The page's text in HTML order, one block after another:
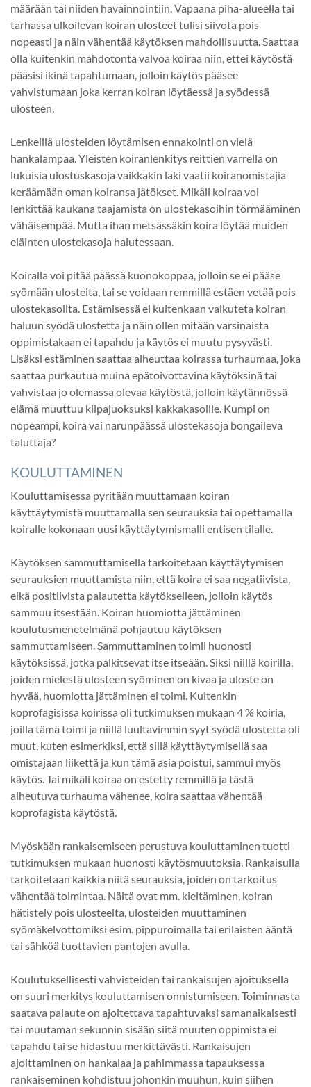
määrään tai niiden havainnointiin. Vapaana piha-alueella tai
tarhassa ulkoilevan koiran ulosteet tulisi siivota pois
nopeasti ja näin vähentää käytöksen mahdollisuutta. Saattaa
olla kuitenkin mahdotonta valvoa koiraa niin, ettei käytöstä
pääsisi ikinä tapahtumaan, jolloin käytös pääsee
vahvistumaan joka kerran koiran löytäessä ja syödessä
ulosteen.
Lenkeillä ulosteiden löytämisen ennakointi on vielä
hankalampaa. Yleisten koiranlenkitys reittien varrella on
lukuisia ulostuskasoja vaikkakin laki vaatii koiranomistajia
keräämään oman koiransa jätökset. Mikäli koiraa voi
lenkittää kaukana taajamista on ulostekasoihin törmääminen
vähäisempää. Mutta ihan metsässäkin koira löytää muiden
eläinten ulostekasoja halutessaan.
Koiralla voi pitää päässä kuonokoppaa, jolloin se ei pääse
syömään ulosteita, tai se voidaan remmillä estäen vetää pois
ulostekasoilta. Estämisessä ei kuitenkaan vaikuteta koiran
haluun syödä ulostetta ja näin ollen mitään varsinaista
oppimistakaan ei tapahdu ja käytös ei muutu pysyvästi.
Lisäksi estäminen saattaa aiheuttaa koirassa turhaumaa, joka
saattaa purkautua muina epätoivottavina käytöksinä tai
vahvistaa jo olemassa olevaa käytöstä, jolloin käytännössä
elämä muuttuu kilpajuoksuksi kakkakasoille. Kumpi on
nopeampi, koira vai narunpäässä ulostekasoja bongaileva
taluttaja?
KOULUTTAMINEN
Kouluttamisessa pyritään muuttamaan koiran
käyttäytymistä muuttamalla sen seurauksia tai opettamalla
koiralle kokonaan uusi käyttäytymismalli entisen tilalle.
Käytöksen sammuttamisella tarkoitetaan käyttäytymisen
seurauksien muuttamista niin, että koira ei saa negatiivista,
eikä positiivista palautetta käytökselleen, jolloin käytös
sammuu itsestään. Koiran huomiotta jättäminen
koulutusmenetelmänä pohjautuu käytöksen
sammuttamiseen. Sammuttaminen toimii huonosti
käytöksissä, jotka palkitsevat itse itseään. Siksi niillä koirilla,
joiden mielestä ulosteen syöminen on kivaa ja uloste on
hyvää, huomiotta jättäminen ei toimi. Kuitenkin
koprofagisissa koirissa oli tutkimuksen mukaan 4 % koiria,
joilla tämä toimi ja niillä luultavimmin syyt syödä ulostetta oli
muut, kuten esimerkiksi, että sillä käyttäytymisellä saa
omistajaan liikettä ja kun tämä asia poistui, sammui myös
käytös. Tai mikäli koiraa on estetty remmillä ja tästä
aiheutuva turhauma vähenee, koira saattaa vähentää
koprofagista käytöstä.
Myöskään rankaisemiseen perustuva kouluttaminen tuotti
tutkimuksen mukaan huonosti käytösmuutoksia. Rankaisulla
tarkoitetaan kaikkia niitä seurauksia, joiden on tarkoitus
vähentää toimintaa. Näitä ovat mm. kieltäminen, koiran
hätistely pois ulosteelta, ulosteiden muuttaminen
syömäkelvottomiksi esim. pippuroimalla tai erilaisten ääntä
tai sähköä tuottavien pantojen avulla.
Koulutuksellisesti vahvisteiden tai rankaisujen ajoituksella
on suuri merkitys kouluttamisen onnistumiseen. Toiminnasta
saatava palaute on ajoitettava tapahtuvaksi samanaikaisesti
tai muutaman sekunnin sisään siitä muuten oppimista ei
tapahdu tai se hidastuu merkittävästi. Rankaisujen
ajoittaminen on hankalaa ja pahimmassa tapauksessa
rankaiseminen kohdistuu johonkin muuhun, kuin siihen